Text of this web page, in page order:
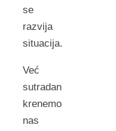
se
razvija
situacija.
Već
sutradan
krenemo
nas